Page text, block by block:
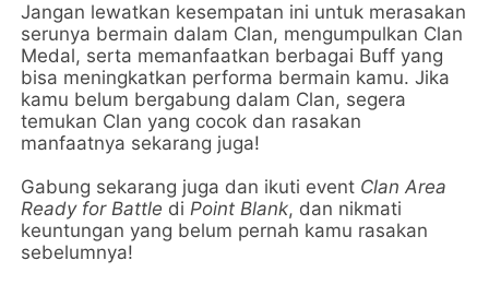
Jangan lewatkan kesempatan ini untuk merasakan
serunya bermain dalam Clan, mengumpulkan Clan
Medal, serta memanfaatkan berbagai Buff yang
bisa meningkatkan performa bermain kamu. Jika
kamu belum bergabung dalam Clan, segera
temukan Clan yang cocok dan rasakan
manfaatnya sekarang juga!
Gabung sekarang juga dan ikuti event Clan Area
Ready for Battle diPoint Blank, dan nikmati
keuntungan yang belum pernah kamu rasakan
sebelumnya!